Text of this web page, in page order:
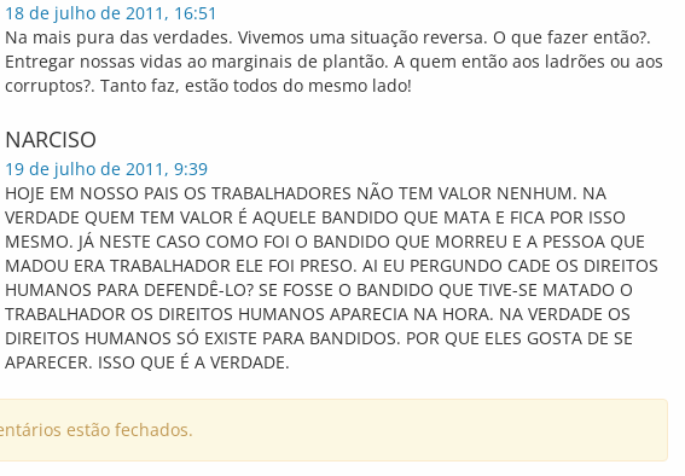
18 de julho de 2011, 16:51
Na mais pura das verdades. Vivemos uma situação reversa. O que fazer então?.
Entregar nossas vidas ao marginais de plantão. A quem então aos ladrões ou aos
corruptos?. Tanto faz, estão todos do mesmo lado!
NARCISO
19 de julho de 2011, 9:39
HOJE EM NOSSO PAIS OS TRABALHADORES NÃO TEM VALOR NENHUM. NA
VERDADE QUEM TEM VALOR É AQUELE BANDIDO QUE MATA E FICA POR ISSO
MESMO. JÁ NESTE CASO COMO FOI O BANDIDO QUE MORREU E A PESSOA QUE
MADOU ERA TRABALHADOR ELE FOI PRESO. AI EU PERGUNDO CADE OS DIREITOS
HUMANOS PARA DEFENDÊ-LO? SE FOSSE O BANDIDO QUE TIVE-SE MATADO O
TRABALHADOR OS DIREITOS HUMANOS APARECIA NA HORA. NA VERDADE OS
DIREITOS HUMANOS SÓ EXISTE PARA BANDIDOS. POR QUE ELES GOSTA DE SE
APARECER. ISSO QUE É A VERDADE.
estão fechados.